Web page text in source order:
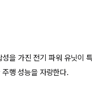
을 가진 전기 파워 유닛이
행 성능을 자랑한다.